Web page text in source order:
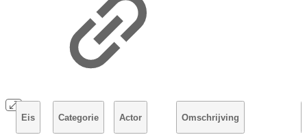
Eis Categorie Actor Omschrijving